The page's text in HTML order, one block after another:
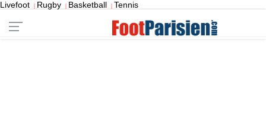
Livefoot | Rugby | Basketball | Tennis